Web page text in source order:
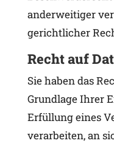
anderweitiger
gerichtlicher
Recht auf
Sie haben das
Grundlage Ihrer
Erfüllung eines
verarbeiten, an